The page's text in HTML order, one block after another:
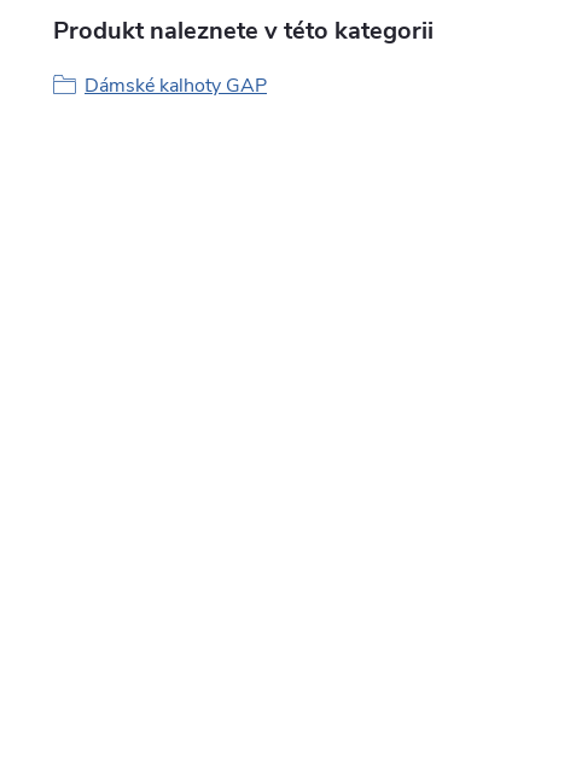
Produkt naleznete v této kategorii
Dámské kalhoty GAP